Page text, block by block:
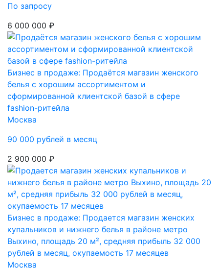
По запросу
6 000 000 ₽
Бизнес в продаже: Продаётся магазин женского
белья с хорошим ассортиментом и
сформированной клиентской базой в сфере
fashion-ритейла
Москва
90 000 рублей в месяц
2 900 000 ₽
Бизнес в продаже: Продается магазин женских
купальников и нижнего белья в районе метро
Выхино, площадь 20 м², средняя прибыль 32 000
рублей в месяц, окупаемость 17 месяцев
Москва